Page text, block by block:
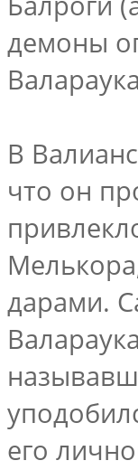
демоны
В
что он
дарами.
его